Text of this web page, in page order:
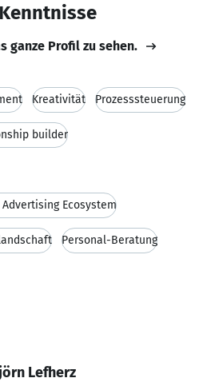
ganze Profil zu sehen.
Kreativität Prozesssteuerung
builder
Ecosystem
Personal-Beratung
Lefherz